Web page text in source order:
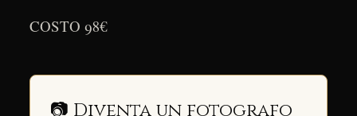
COSTO 98€
📷 Diventa un fotografo